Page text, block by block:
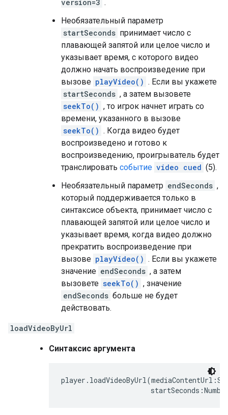
version=3 .
Необязательный параметр
startSeconds принимает число с
плавающей запятой или целое число и
указывает время, с которого видео
должно начать воспроизведение при
вызове playVideo() . Если вы укажете
startSeconds , а затем вызовете
seekTo() , то игрок начнет играть со
времени, указанного в вызове
seekTo() . Когда видео будет
воспроизведено и готово к
воспроизведению, проигрыватель будет
транслировать событие video cued (5).
Необязательный параметр endSeconds ,
который поддерживается только в
синтаксисе объекта, принимает число с
плавающей запятой или целое число и
указывает время, когда видео должно
прекратить воспроизведение при
вызове playVideo() . Если вы укажете
значение endSeconds , а затем
вызовете seekTo() , значение
endSeconds больше не будет
действовать.
loadVideoByUrl
Синтаксис аргумента